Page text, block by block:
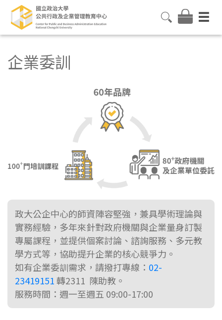
企業委訓
政大公企中心的師資陣容堅強，兼具學術理論與
實務經驗，多年來針對政府機關與企業量身訂製
專屬課程，並提供個案討論、諮詢服務、多元教
學方式等，協助提升企業的核心競爭力。
如有企業委訓需求，請撥打專線： 02-
23419151轉2311 陳助教。
服務時間：週一至週五 09:00-17:00